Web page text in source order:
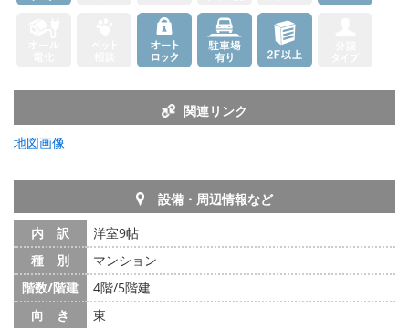
関連リンク
地図画像
設備・周辺情報など
内 訳
洋室9帖
種 別
マンション
階数/階建
4階/5階建
向 き
東